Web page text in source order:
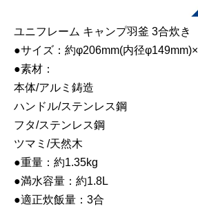
ユニフレーム キャンプ羽釜 3合炊き
●サイズ：約φ206mm(内径
●素材：
本体/アルミ鋳造
ハンドル/ステンレス鋼
フタ/ステンレス鋼
ツマミ/天然木
●重量：約1.35kg
●満水容量：約1.8L
●適正炊飯量：3合